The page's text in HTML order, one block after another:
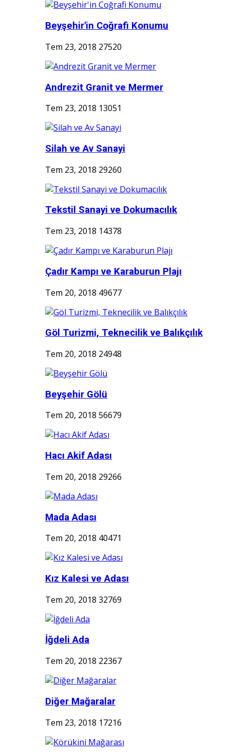
Beyşehir'in Coğrafi Konumu
Tem 23, 2018 27520
Andrezit Granit ve Mermer
Tem 23, 2018 13051
Silah ve Av Sanayi
Tem 23, 2018 29260
Tekstil Sanayi ve Dokumacılık
Tem 23, 2018 14378
Çadır Kampı ve Karaburun Plajı
Tem 20, 2018 49677
Göl Turizmi, Teknecilik ve Balıkçılık
Tem 20, 2018 24948
Beyşehir Gölü
Tem 20, 2018 56679
Hacı Akif Adası
Tem 20, 2018 29266
Mada Adası
Tem 20, 2018 40471
Kız Kalesi ve Adası
Tem 20, 2018 32769
İğdeli Ada
Tem 20, 2018 22367
Diğer Mağaralar
Tem 23, 2018 17216